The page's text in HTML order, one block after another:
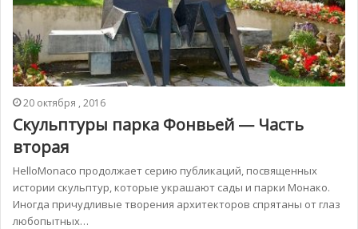
20 октября , 2016
Скульптуры парка Фонвьей — Часть
вторая
HelloMonaco продолжает серию публикаций, посвященных
истории скульптур, которые украшают сады и парки Монако.
Иногда причудливые творения архитекторов спрятаны от глаз
любопытных…